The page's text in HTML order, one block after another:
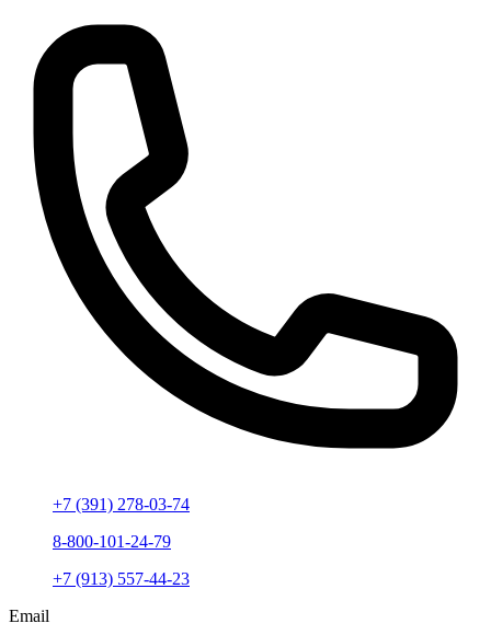
+7 (391) 278-03-74
8-800-101-24-79
+7 (913) 557-44-23
Email